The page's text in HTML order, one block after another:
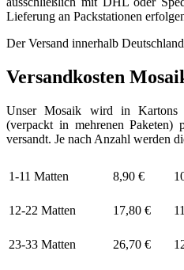
Lieferung an Packstationen
Der Versand innerhalb
Versandkosten
Unser Mosaik wird in Kartons
(verpackt in mehrenen
versandt. Je nach Anzahl werden
1-11 Matten 8,90 €
12-22 Matten 17,80 €
23-33 Matten 26,70 €